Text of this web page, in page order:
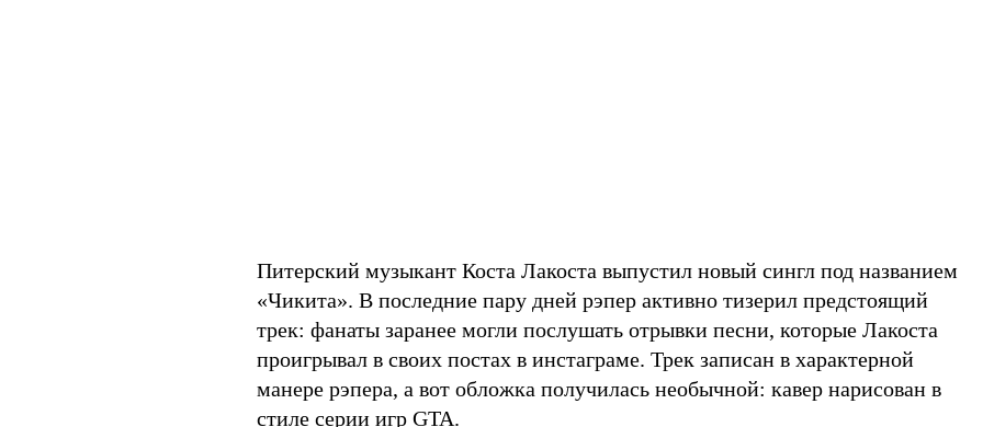
Питерский музыкант Коста Лакоста выпустил новый сингл под названием
«Чикита». В последние пару дней рэпер активно тизерил предстоящий
трек: фанаты заранее могли послушать отрывки песни, которые Лакоста
проигрывал в своих постах в инстаграме. Трек записан в характерной
манере рэпера, а вот обложка получилась необычной: кавер нарисован в
стиле серии игр GTA.